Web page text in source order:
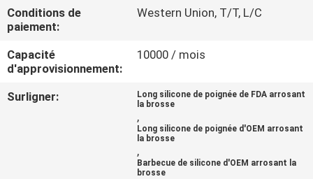
CONTACTEZ-
NOUS
DEMANDEZ
UNE
Conditions de
paiement:
Western Union, T/T, L/C
Capacité
d'approvisionnement:
10000 / mois
Surligner:
Long silicone de poignée de FDA arrosant
la brosse
,
Long silicone de poignée d'OEM arrosant
la brosse
,
Barbecue de silicone d'OEM arrosant la
brosse